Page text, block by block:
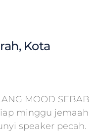
Kota
MOOD SEBAB
minggu jemaah
speaker pecah.